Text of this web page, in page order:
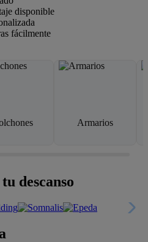
disponible
fácilmente
Armarios
descanso